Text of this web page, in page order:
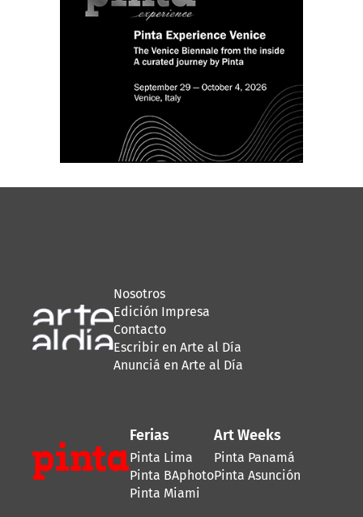
Nosotros
Edición Impresa
Contacto
Escribir en Arte al Día
Anunciá en Arte al Día
Ferias
Pinta Lima
Pinta BAphoto
Pinta Miami
Art Weeks
Pinta Panamá
Pinta Asunción